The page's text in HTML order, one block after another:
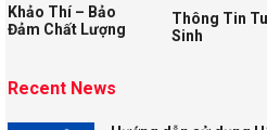
Khảo Thí – Bảo
Đảm Chất Lượng
Thông Tin
Sinh
Recent News